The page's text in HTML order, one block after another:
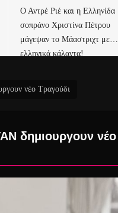
Ο Αντρέ Ριέ και η Ελληνίδα
σοπράνο Χριστίνα Πέτρου
μάγεψαν το Μάαστριχτ με…
ελληνικά κάλαντα!
νέο Τραγούδι
δημιουργουν νέο